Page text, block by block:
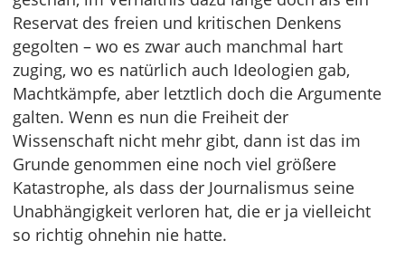
Reservat des freien und kritischen Denkens
gegolten – wo es zwar auch manchmal hart
zuging, wo es natürlich auch Ideologien gab,
Machtkämpfe, aber letztlich doch die Argumente
galten. Wenn es nun die Freiheit der
Wissenschaft nicht mehr gibt, dann ist das im
Grunde genommen eine noch viel größere
Katastrophe, als dass der Journalismus seine
Unabhängigkeit verloren hat, die er ja vielleicht
so richtig ohnehin nie hatte.